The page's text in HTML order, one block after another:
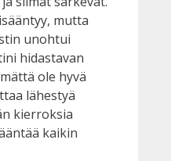
mutta
unohtui
hidastavan
ole hyvä
lähestyä
kierroksia
kaikin